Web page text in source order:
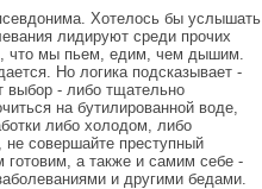
Хотелось бы услышать
лидируют среди прочих
что мы пьем, едим, чем дышим.
Но логика подсказывает -
выбор - либо тщательно
на бутилированной воде,
либо холодом, либо
совершайте преступный
а также и самим себе -
и другими бедами.